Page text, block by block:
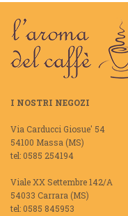
I NOSTRI NEGOZI
Via Carducci Giosue' 54
54100 Massa (MS)
tel: 0585 254194
Viale XX Settembre 142/A
54033 Carrara (MS)
tel: 0585 845953